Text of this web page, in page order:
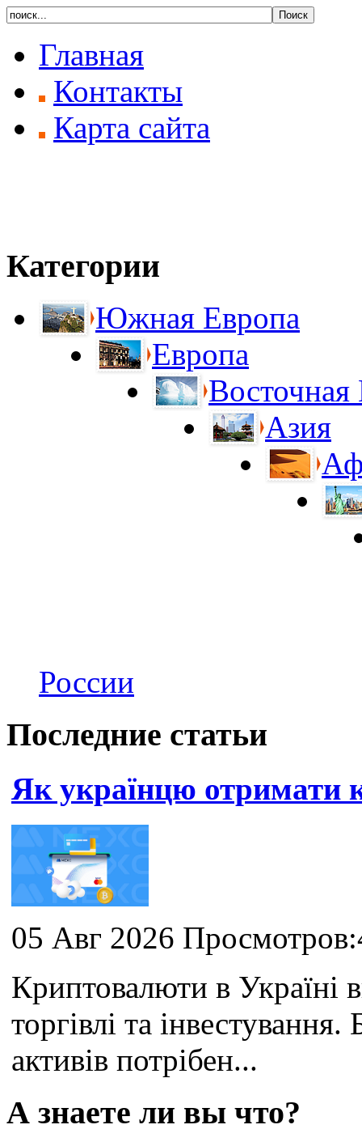
Главная
Контакты
Карта сайта
Категории
Южная Европа
Европа
Восточная
Азия
России
Последние статьи
Як українцю отримати
05 Авг 2026
Криптовалюти в Україні
торгівлі та
активів потрібен...
А знаете ли вы что?